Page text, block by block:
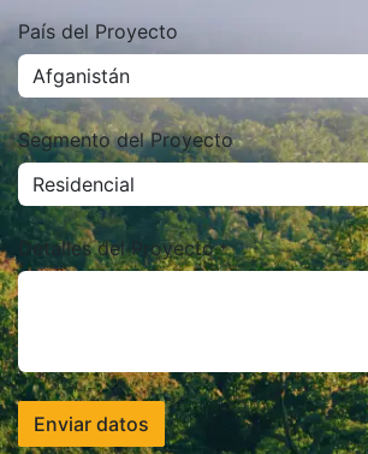
País del Proyecto
Segmento del Proyecto
Detalles del Proyecto*
Enviar datos